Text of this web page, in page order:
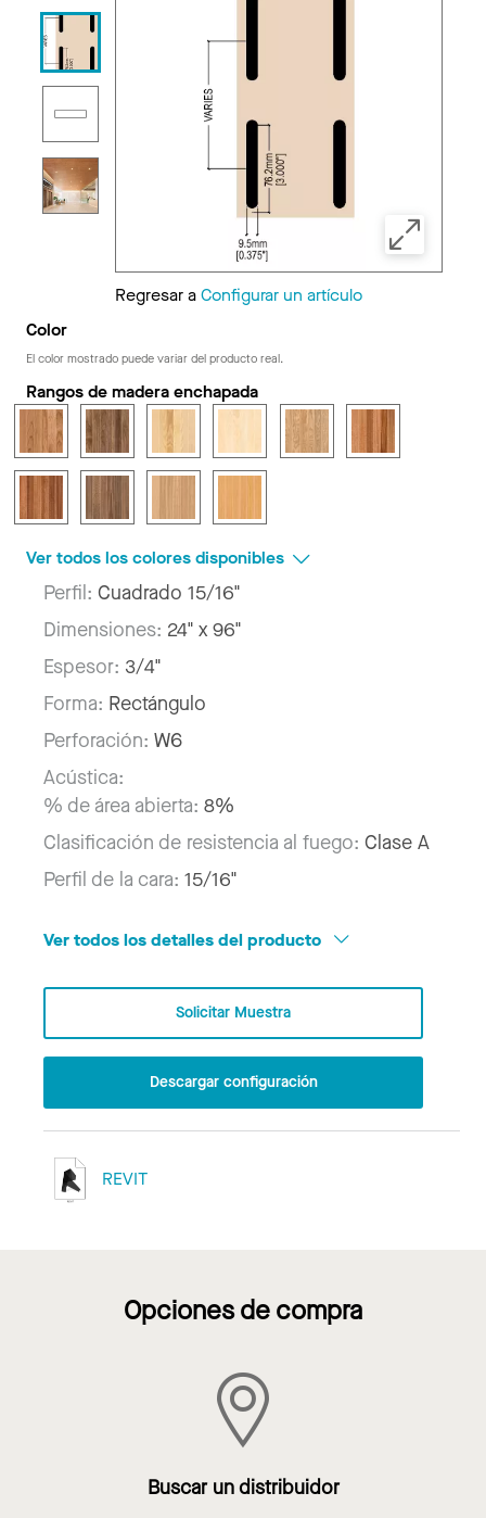
Regresar aConfigurar un artículo
Color
El color mostrado puede variar del producto real.
Rangos de madera enchapada
Ver todos los colores disponibles
Perfil: Cuadrado 15/16"
Dimensiones: 24" x 96"
Espesor: 3/4"
Forma: Rectángulo
Perforación: W6
Acústica:
% de área abierta: 8%
Clasificación de resistencia al fuego: Clase A
Perfil de la cara: 15/16"
Ver todos los detalles del producto
Solicitar Muestra
Descargar configuración
REVIT
Opciones de compra
Buscar un distribuidor